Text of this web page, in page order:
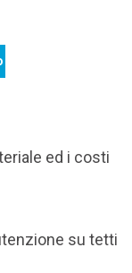
ed i costi
su tetti